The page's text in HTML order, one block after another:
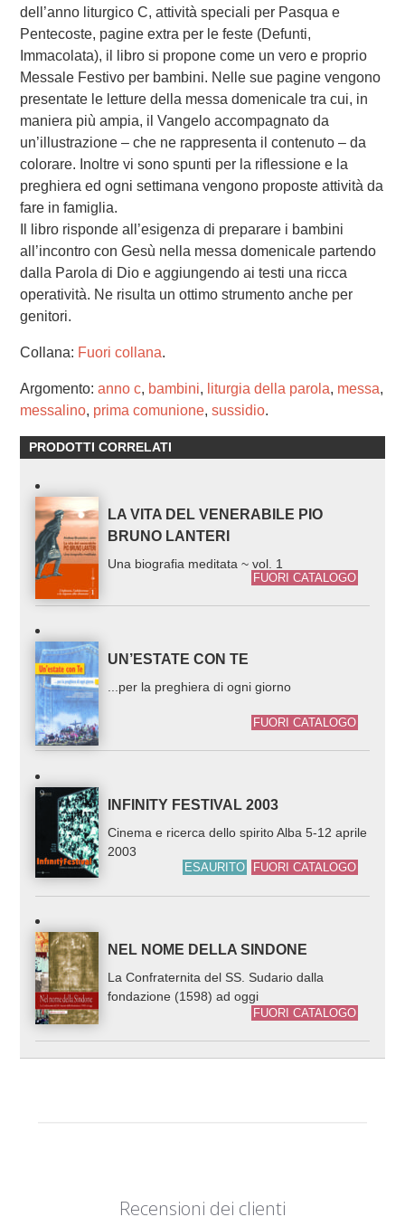
dell’anno liturgico C, attività speciali per Pasqua e
Pentecoste, pagine extra per le feste (Defunti,
Immacolata), il libro si propone come un vero e proprio
Messale Festivo per bambini. Nelle sue pagine vengono
presentate le letture della messa domenicale tra cui, in
maniera più ampia, il Vangelo accompagnato da
un’illustrazione – che ne rappresenta il contenuto – da
colorare. Inoltre vi sono spunti per la riflessione e la
preghiera ed ogni settimana vengono proposte attività da
fare in famiglia.
Il libro risponde all’esigenza di preparare i bambini
all’incontro con Gesù nella messa domenicale partendo
dalla Parola di Dio e aggiungendo ai testi una ricca
operatività. Ne risulta un ottimo strumento anche per
genitori.
Collana: Fuori collana.
Argomento: anno c, bambini, liturgia della parola, messa,
messalino, prima comunione, sussidio.
PRODOTTI CORRELATI
LA VITA DEL VENERABILE PIO
BRUNO LANTERI
Una biografia meditata ~ vol. 1
FUORI CATALOGO
UN’ESTATE CON TE
...per la preghiera di ogni giorno
FUORI CATALOGO
INFINITY FESTIVAL 2003
Cinema e ricerca dello spirito Alba 5-12 aprile
2003
ESAURITO FUORI CATALOGO
NEL NOME DELLA SINDONE
La Confraternita del SS. Sudario dalla
fondazione (1598) ad oggi
FUORI CATALOGO
Recensioni dei clienti